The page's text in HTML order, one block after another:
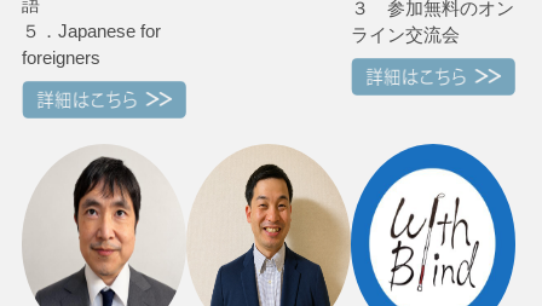
語
５．Japanese for
foreigners
３ 参加無料のオン
ライン交流会